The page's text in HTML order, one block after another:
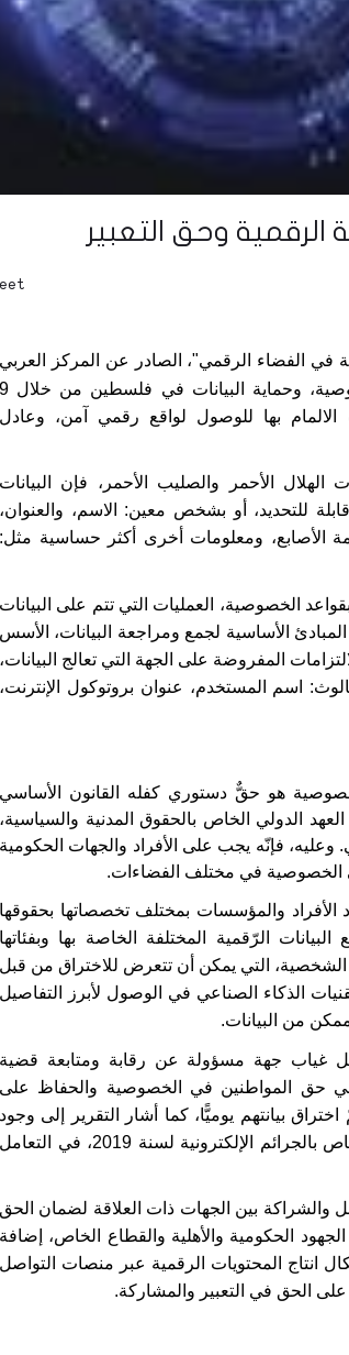
الرقمية وحق التعبير
في الفضاء الرقمي"، الصادر عن المركز العربي
لتطوير الإعلام الاجتماعي- حملة، إلى تحسين واقع الخصوصية، وحماية البيانات في فلسطين من خلال 9
بها للوصول لواقع رقمي آمن، وعادل
الهلال الأحمر والصليب الأحمر، فإن البيانات
للتحديد، أو بشخص معين: الاسم، والعنوان،
الأصابع، ومعلومات أخرى أكثر حساسية مثل:
بقواعد الخصوصية، العمليات التي تتم على البيانات
المبادئ الأساسية لجمع ومراجعة البيانات، الأسس
المفروضة على الجهة التي تعالج البيانات،
اسم المستخدم، عنوان بروتوكول الإنترنت،
هو حقٌّ دستوري كفله القانون الأساسي
عضو في العهد الدولي الخاص بالحقوق المدنية والسياسية،
فإنّه يجب على الأفراد والجهات الحكومية
في الخصوصية في مختلف الفضاءات.
الأفراد والمؤسسات بمختلف تخصصاتها بحقوقها
الرّقمية المختلفة الخاصة بها وبفئاتها
الشخصية، التي يمكن أن تتعرض للاختراق من قبل
الذكاء الصناعي في الوصول لأبرز التفاصيل
من البيانات.
عن رقابة ومتابعة قضية
حق المواطنين في الخصوصية والحفاظ على
بيانتهم يوميًّا، كما أشار التقرير إلى وجود
قصور في القانون الأساسي الفلسطيني والقرار بقانون الخاص بالجرائم الإلكترونية لسنة 2019، في التعامل
والشراكة بين الجهات ذات العلاقة لضمان الحق
الحكومية والأهلية والقطاع الخاص، إضافة
انتاج المحتويات الرقمية عبر منصات التواصل
على الحق في التعبير والمشاركة.